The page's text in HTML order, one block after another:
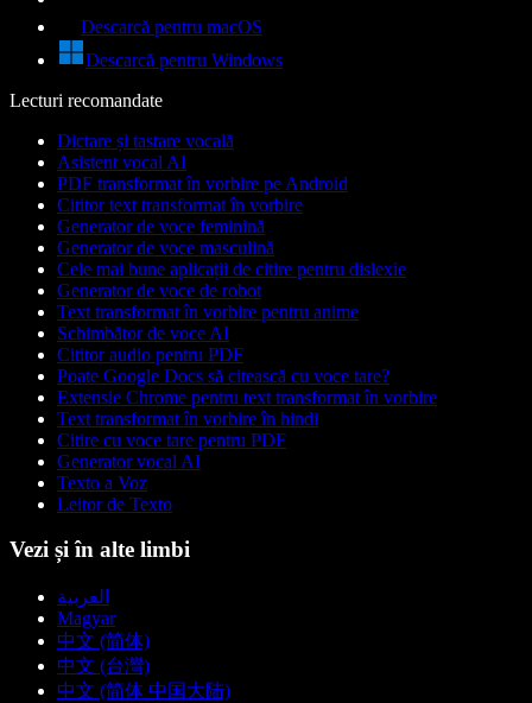
Descarcă pentru macOS
Descarcă pentru Windows
Lecturi recomandate
Dictare și tastare vocală
Asistent vocal AI
PDF transformat în vorbire pe Android
Cititor text transformat în vorbire
Generator de voce feminină
Generator de voce masculină
Cele mai bune aplicații de citire pentru dislexie
Generator de voce de robot
Text transformat în vorbire pentru anime
Schimbător de voce AI
Cititor audio pentru PDF
Poate Google Docs să citească cu voce tare?
Extensie Chrome pentru text transformat în vorbire
Text transformat în vorbire în hindi
Citire cu voce tare pentru PDF
Generator vocal AI
Texto a Voz
Leitor de Texto
Vezi și în alte limbi
العربية
Magyar
中文 (简体)
中文 (台灣)
中文 (简体 中国大陆)